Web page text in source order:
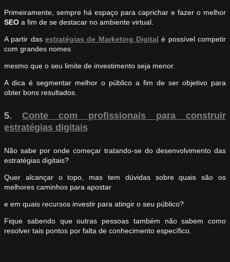
Primeiramente, sempre há espaço para caprichar e fazer o melhor
SEO a fim de se destacar no ambiente virtual.
A partir das estratégias de Marketing Digital é possível competir
com grandes nomes
mesmo que o seu limite de investimento seja menor.
A dica é segmentar melhor o público a fim de ser objetivo para
obter bons resultados.
5.Conte com profissionais para construir
estratégias digitais
Não sabe por onde começar tratando-se do desenvolvimento das
estratégias digitais?
Quer alcançar o topo, mas tem dúvidas sobre quais são os
melhores caminhos para apostar
e em quais recursos investir para atingir o seu público?
Fique sabendo que outras pessoas também não sabem como
resolver tais pontos por falta de conhecimento específico.